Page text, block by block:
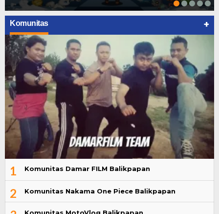
Komunitas +
1 Komunitas Damar FILM Balikpapan
2 Komunitas Nakama One Piece Balikpapan